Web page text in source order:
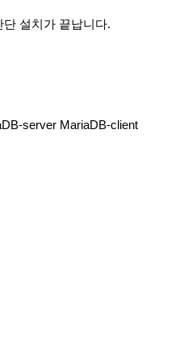
설치가 끝납니다.
server MariaDB-client